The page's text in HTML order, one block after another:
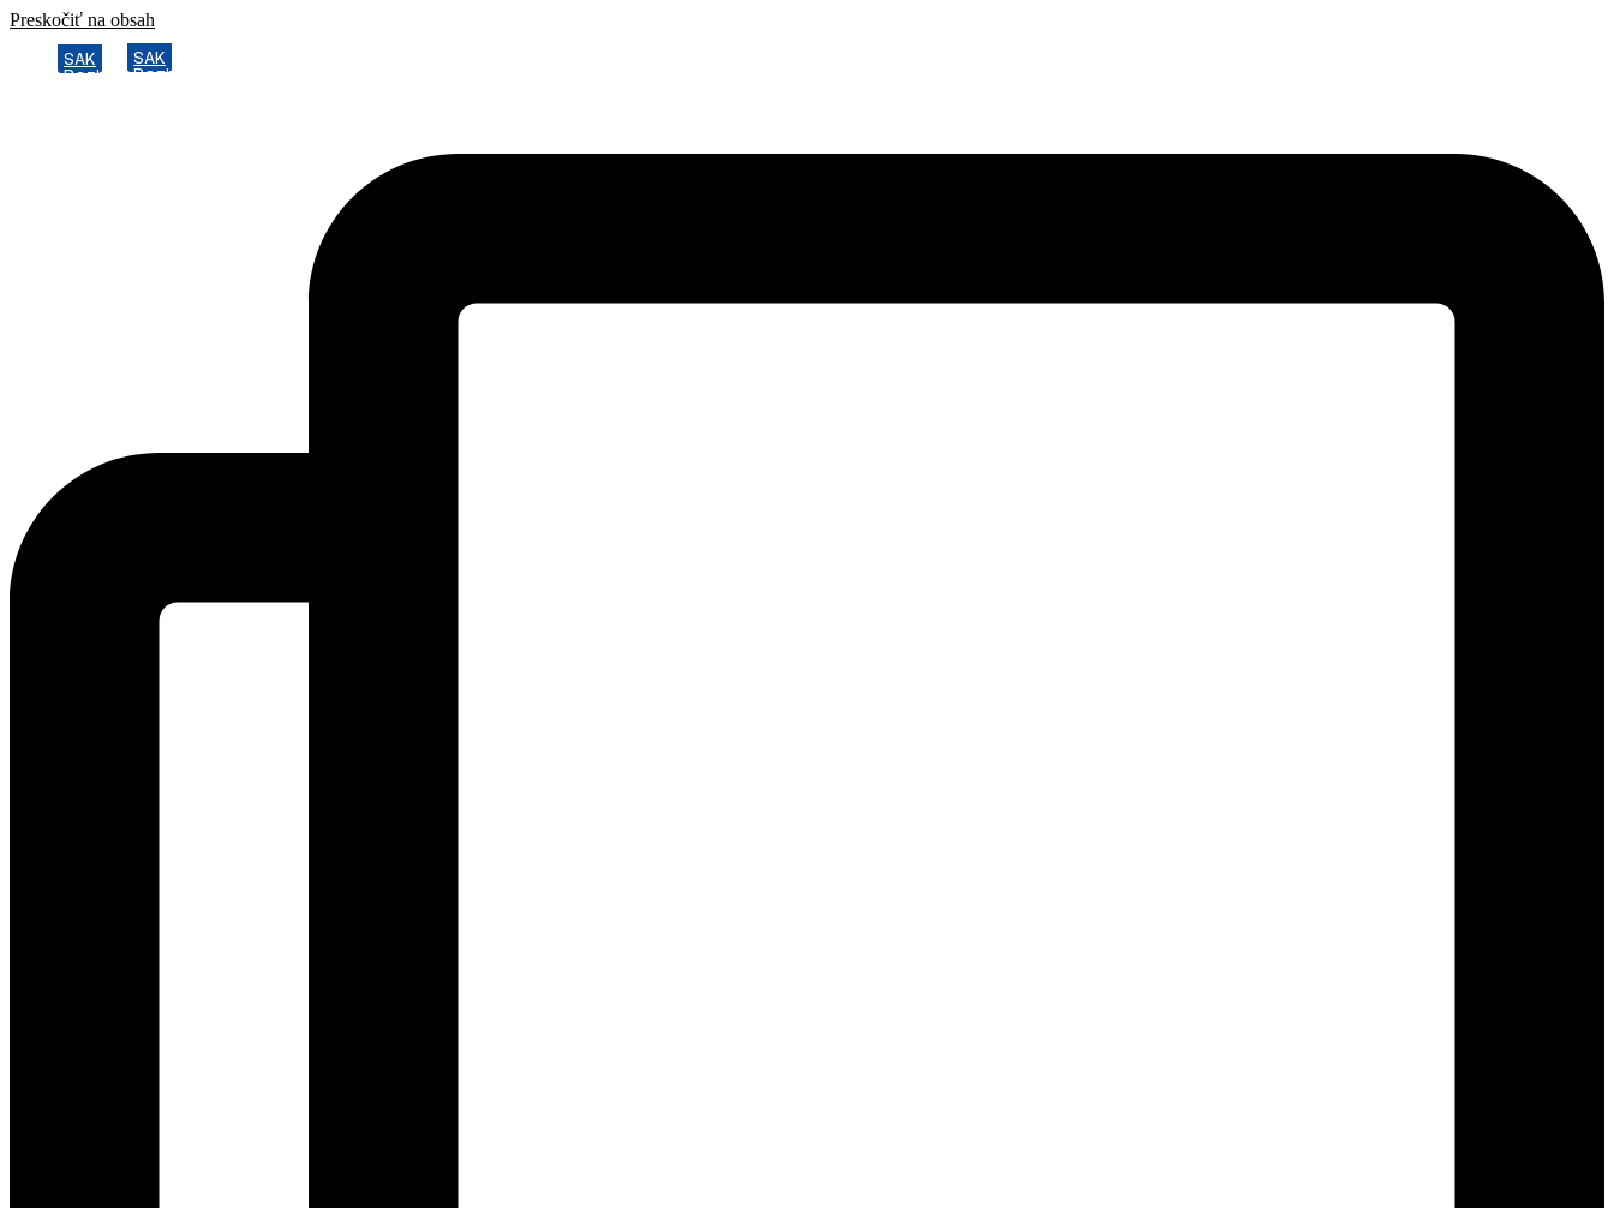
Preskočiť na obsah
SAK
Rozhodcovský súd SAK
SAK
Rozhodcovský súd SAK